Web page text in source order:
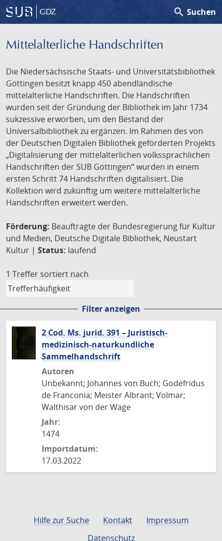
GDZ search Suchen
Mittelalterliche Handschriften
Die Niedersächsische Staats- und Universitätsbibliothek
Göttingen besitzt knapp 450 abendländische
mittelalterliche Handschriften. Die Handschriften
wurden seit der Gründung der Bibliothek im Jahr 1734
sukzessive erworben, um den Bestand der
Universalbibliothek zu ergänzen. Im Rahmen des von
der Deutschen Digitalen Bibliothek geförderten Projekts
„Digitalisierung der mittelalterlichen volkssprachlichen
Handschriften der SUB Göttingen“ wurden in einem
ersten Schritt 74 Handschriften digitalisiert. Die
Kollektion wird zukünftig um weitere mittelalterliche
Handschriften erweitert werden.
Förderung: Beauftragte der Bundesregierung für Kultur
und Medien, Deutsche Digitale Bibliothek, Neustart
Kultur | Status: laufend
1 Treffer sortiert nach
Filter anzeigen
2 Cod. Ms. jurid. 391 – Juristisch-
medizinisch-naturkundliche
Sammelhandschrift
Autoren
Unbekannt; Johannes von Buch; Godefridus
de Franconia; Meister Albrant; Volmar;
Walthisar von der Wage
Jahr:
1474
Importdatum:
17.03.2022
Hilfe zur Suche Kontakt
Impressum
Datenschutz